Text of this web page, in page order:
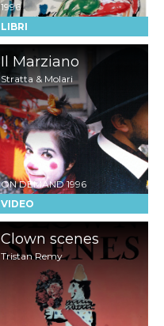
1996
LIBRI
Il Marziano
Stratta & Molari
ON DEMAND 1996
VIDEO
Clown scenes
Tristan Remy